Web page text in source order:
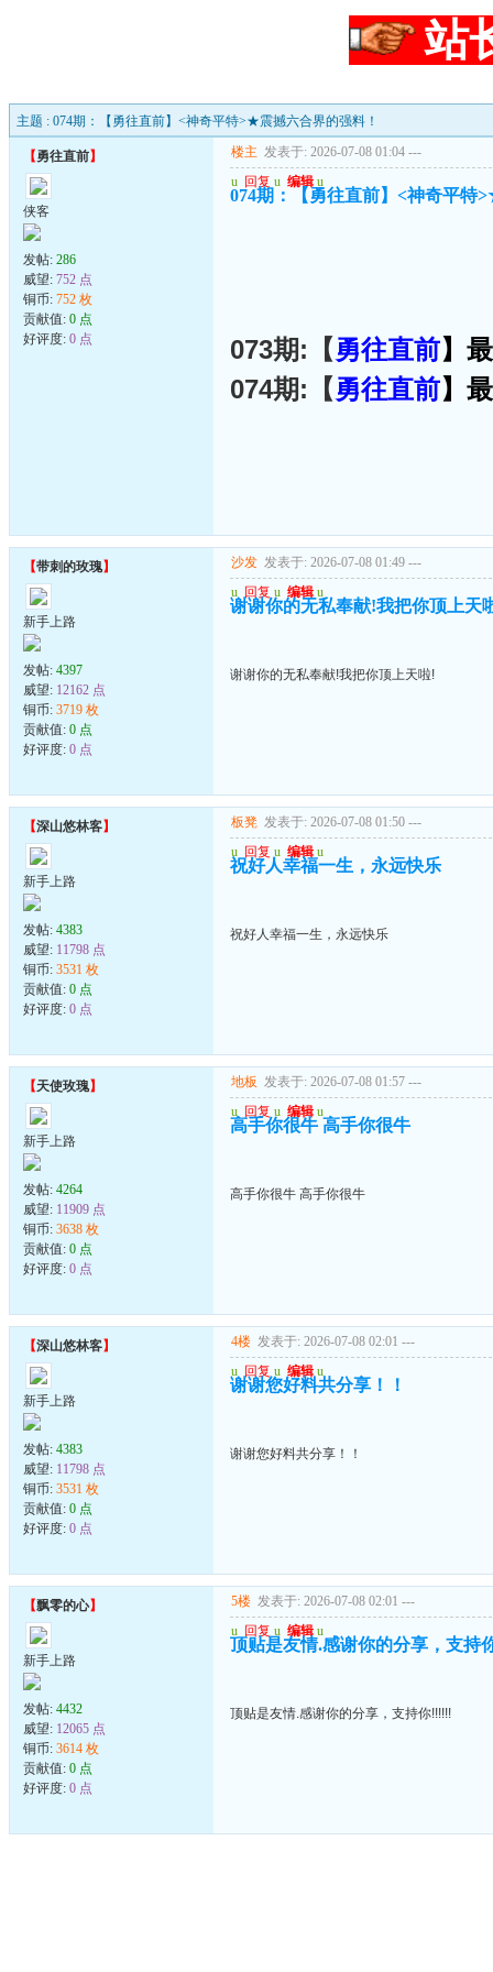
站
主题 : 074期：【勇往直前】<神奇平特>★震撼六合界的强料！
【勇往直前】
侠客
发帖: 286
威望: 752 点
铜币: 752 枚
贡献值: 0 点
好评度: 0 点
楼主 发表于: 2026-07-08 01:04 ---
u 回复 u 编辑 u
074期：【勇往直前】<神奇平特
073期:【 勇往直前】
074期:【 勇往直前】
【带刺的玫瑰】
新手上路
发帖: 4397
威望: 12162 点
铜币: 3719 枚
贡献值: 0 点
好评度: 0 点
沙发 发表于: 2026-07-08 01:49 ---
u 回复 u 编辑 u
谢谢你的无私奉献!我把你顶上天
谢谢你的无私奉献!我把你顶上天啦!
【深山悠林客】
新手上路
发帖: 4383
威望: 11798 点
铜币: 3531 枚
贡献值: 0 点
好评度: 0 点
板凳 发表于: 2026-07-08 01:50 ---
u 回复 u 编辑 u
祝好人幸福一生，永远快乐
祝好人幸福一生，永远快乐
【天使玫瑰】
新手上路
发帖: 4264
威望: 11909 点
铜币: 3638 枚
贡献值: 0 点
好评度: 0 点
地板 发表于: 2026-07-08 01:57 ---
u 回复 u 编辑 u
高手你很牛 高手你很牛
高手你很牛 高手你很牛
【深山悠林客】
新手上路
发帖: 4383
威望: 11798 点
铜币: 3531 枚
贡献值: 0 点
好评度: 0 点
4楼 发表于: 2026-07-08 02:01 ---
u 回复 u 编辑 u
谢谢您好料共分享！！
谢谢您好料共分享！！
【飘零的心】
新手上路
发帖: 4432
威望: 12065 点
铜币: 3614 枚
贡献值: 0 点
好评度: 0 点
5楼 发表于: 2026-07-08 02:01 ---
u 回复 u 编辑 u
顶贴是友情.感谢你的分享，支持
顶贴是友情.感谢你的分享，支持你!!!!!!